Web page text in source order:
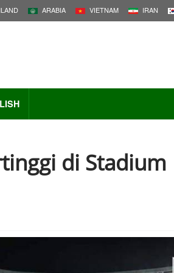
ARABIA VIETNAM IRAN
di Stadium